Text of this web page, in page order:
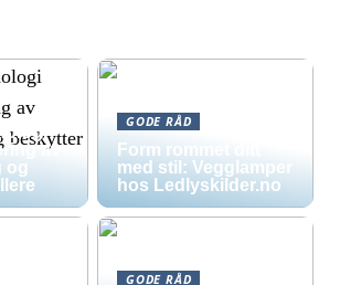
av
og
GODE RÅD
Form rommet ditt
med stil: Vegglamper
hos Ledlyskilder.no
GODE RÅD